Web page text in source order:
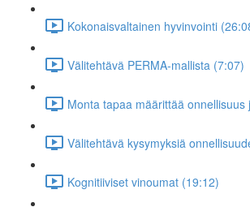
Kokonaisvaltainen hyvinvointi
Välitehtävä PERMA-mallista (7:07)
Monta tapaa määrittää onnellisuus
Välitehtävä kysymyksiä
Kognitiiviset vinoumat (19:12)